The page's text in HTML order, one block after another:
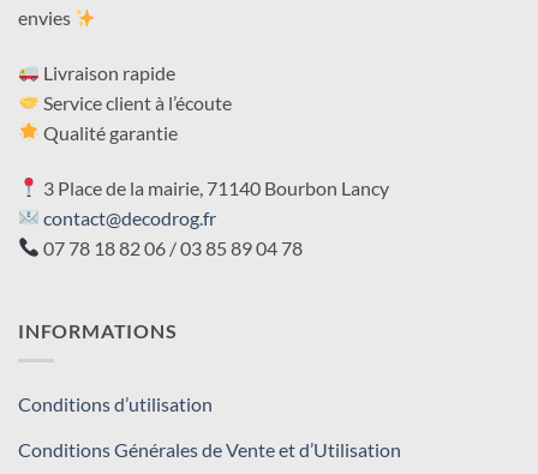
envies
Livraison rapide
Service client à l’écoute
Qualité garantie
3 Place de la mairie, 71140 Bourbon Lancy
contact@decodrog.fr
07 78 18 82 06 / 03 85 89 04 78
INFORMATIONS
Conditions d’utilisation
Conditions Générales de Vente et d’Utilisation